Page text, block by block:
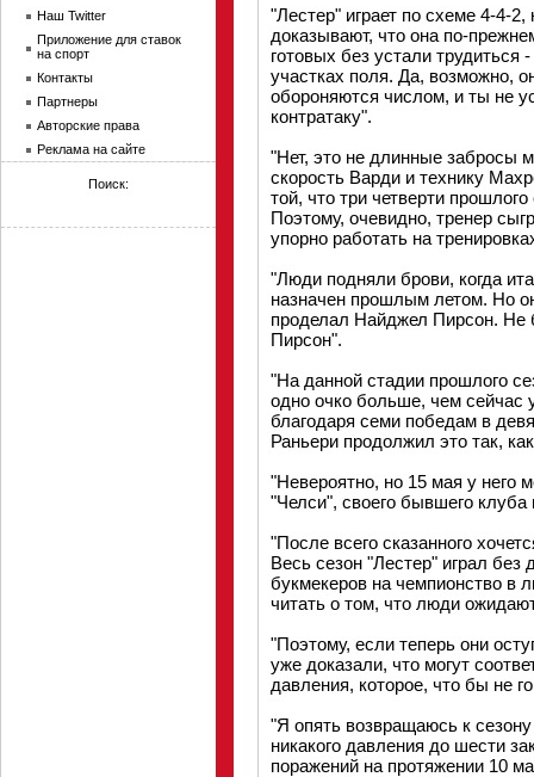
"Лестер" играет по схеме 4-4-
доказывают, что она по-
готовых без устали
участках поля. Да, возможно,
обороняются числом, и ты не
контратаку".
"Нет, это не длинные забросы
скорость Варди и технику
той, что три четверти
Поэтому, очевидно, тренер
упорно работать на
"Люди подняли брови, когда
назначен прошлым летом. Но
проделал Найджел Пирсон. Не
Пирсон".
"На данной стадии прошлого
одно очко больше, чем сейчас
благодаря семи победам в
Раньери продолжил это так,
"Невероятно, но 15 мая у него
"Челси", своего бывшего
"После всего сказанного
Весь сезон "Лестер" играл без
букмекеров на чемпионство в
читать о том, что люди
"Поэтому, если теперь они
уже доказали, что могут
давления, которое, что бы не
"Я опять возвращаюсь к
никакого давления до шести
поражений на протяжении 10
Наш Twitter
Приложение для ставок
на спорт
Контакты
Партнеры
Авторские права
Реклама на сайте
Поиск: